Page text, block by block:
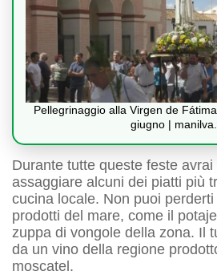
Pellegrinaggio alla Virgen de
giugno |
Durante tutte queste feste avrai
assaggiare alcuni dei piatti più
cucina locale. Non puoi
prodotti del mare, come il
zuppa di vongole della zona. Il
da un vino della regione
moscatel.